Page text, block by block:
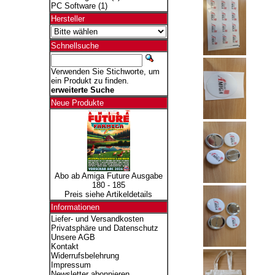
PC Software(1)
Hersteller
Schnellsuche
Verwenden Sie Stichworte, um
ein Produkt zu finden.
erweiterte Suche
Neue Produkte
Abo ab Amiga Future Ausgabe
180 - 185
Preis siehe Artikeldetails
Informationen
Liefer- und Versandkosten
Privatsphäre und Datenschutz
Unsere AGB
Kontakt
Widerrufsbelehrung
Impressum